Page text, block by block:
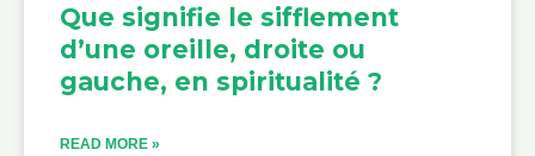
Que signifie le sifflement
d’une oreille, droite ou
gauche, en spiritualité ?
READ MORE »